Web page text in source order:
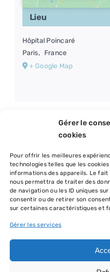
Gérer le
cookies
Pour offrir les meilleures
technologies telles que les
informations des appareils. Le
nous permettra de traiter des
de navigation ou les ID uniques
consentir ou de retirer son
sur certaines caractéristiques et
Gérer les services
Lieu
Hôpital Poincaré
Paris, France
+ Google Map